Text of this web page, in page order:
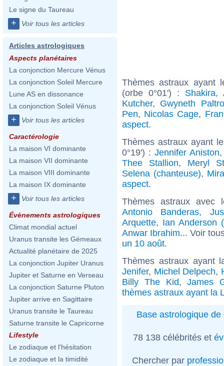
Le signe du Taureau
+ Voir tous les articles
Articles astrologiques
Aspects planétaires
La conjonction Mercure Vénus
La conjonction Soleil Mercure
Lune AS en dissonance
La conjonction Soleil Vénus
+ Voir tous les articles
Caractérologie
La maison VI dominante
La maison VII dominante
La maison VIII dominante
La maison IX dominante
+ Voir tous les articles
Évènements astrologiques
Climat mondial actuel
Uranus transite les Gémeaux
Actualité planétaire de 2025
La conjonction Jupiter Uranus
Jupiter et Saturne en Verseau
La conjonction Saturne Pluton
Jupiter arrive en Sagittaire
Uranus transite le Taureau
Saturne transite le Capricorne
Lifestyle
Le zodiaque et l'hésitation
Le zodiaque et la timidité
Thèmes astraux ayant
(orbe 0°01') : Shakira,
Kutcher, Gwyneth
Pen, Nicolas Cage,
aspect.
Thèmes astraux ayant
0°19') :Jennifer Aniston
Thee Stallion, Meryl
Selena (chanteuse),
aspect.
Thèmes astraux
Antonio Banderas,
Arquette, Ian Anderson
Anwar Ibrahim... Voir
un 10 août.
Thèmes astraux ayant
Jenifer, Michel Delpech,
Billy The Kid,James
thèmes astraux ayant la
Base astrologique de
78 138 célébrités et
Chercher par